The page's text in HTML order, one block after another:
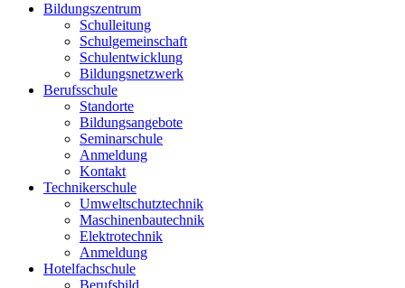
Bildungszentrum
Schulleitung
Schulgemeinschaft
Schulentwicklung
Bildungsnetzwerk
Berufsschule
Standorte
Bildungsangebote
Seminarschule
Anmeldung
Kontakt
Technikerschule
Umweltschutztechnik
Maschinenbautechnik
Elektrotechnik
Anmeldung
Hotelfachschule
Berufsbild